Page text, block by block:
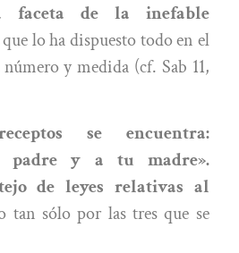
faceta de la inefable
que lo ha dispuesto todo en el
y medida (cf. Sab 11,
se encuentra:
padre y a tu madre».
de leyes relativas al
tan sólo por las tres que se